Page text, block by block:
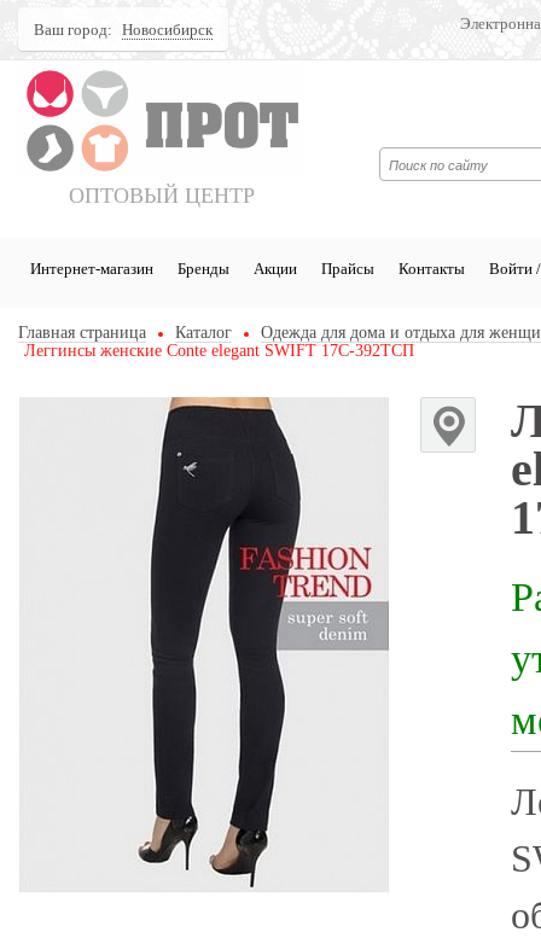
Ваш город: Новосибирск
ОПТОВЫЙ ЦЕНТР
Интернет-магазин Бренды Акции Прайсы Контакты Войти /
Главная страница Каталог
Одежда для дома и отдыха для
Леггинсы женские Conte elegant SWIFT 17С-392ТСП